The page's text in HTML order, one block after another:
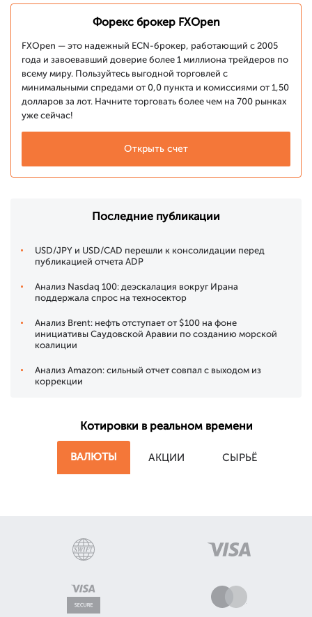
Форекс брокер FXOpen
FXOpen — это надежный ECN-брокер, работающий с 2005
года и завоевавший доверие более 1 миллиона трейдеров по
всему миру. Пользуйтесь выгодной торговлей с
минимальными спредами от 0,0 пункта и комиссиями от 1,50
долларов за лот. Начните торговать более чем на 700 рынках
уже сейчас!
Открыть счет
Последние публикации
USD/JPY и USD/CAD перешли к консолидации перед
публикацией отчета ADP
Анализ Nasdaq 100: деэскалация вокруг Ирана
поддержала спрос на техносектор
Анализ Brent: нефть отступает от $100 на фоне
инициативы Саудовской Аравии по созданию морской
коалиции
Анализ Amazon: сильный отчет совпал с выходом из
коррекции
Котировки в реальном времени
ВАЛЮТЫ АКЦИИ СЫРЬЁ